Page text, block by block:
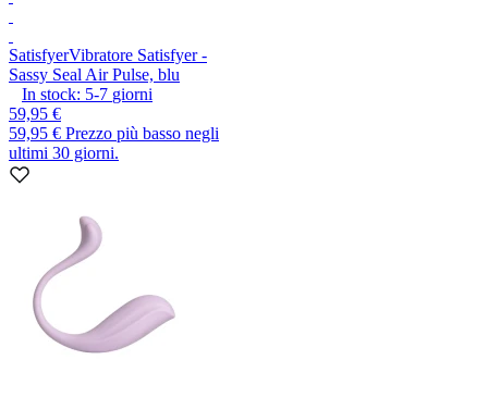
SatisfyerVibratore Satisfyer -
Sassy Seal Air Pulse, blu
In stock: 5-7 giorni
59,95 €
59,95 € Prezzo più basso negli
ultimi 30 giorni.